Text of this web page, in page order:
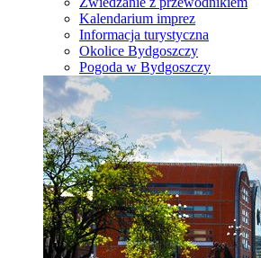
Kalendarium imprez
Informacja turystyczna
Okolice Bydgoszczy
Pogoda w Bydgoszczy